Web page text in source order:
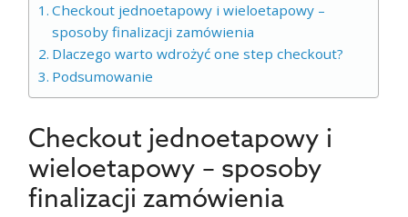
Checkout jednoetapowy i wieloetapowy –
sposoby finalizacji zamówienia
Dlaczego warto wdrożyć one step checkout?
Podsumowanie
Checkout jednoetapowy i
wieloetapowy – sposoby
finalizacji zamówienia